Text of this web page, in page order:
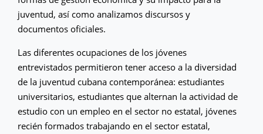
juventud, así como analizamos discursos y
documentos oficiales.
Las diferentes ocupaciones de los jóvenes
entrevistados permitieron tener acceso a la diversidad
de la juventud cubana contemporánea: estudiantes
universitarios, estudiantes que alternan la actividad de
estudio con un empleo en el sector no estatal, jóvenes
recién formados trabajando en el sector estatal,